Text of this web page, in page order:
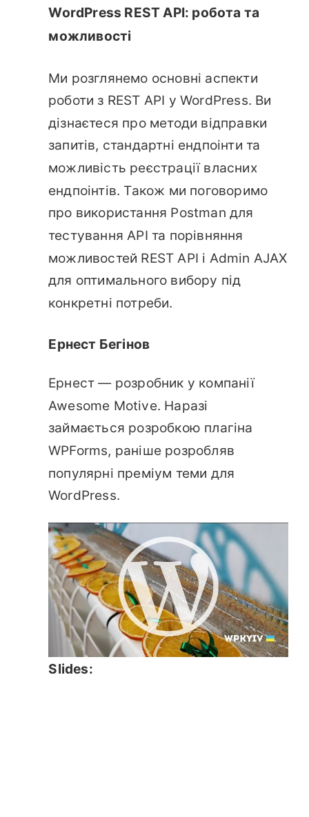
WordPress REST API: робота та
можливості
Ми розглянемо основні аспекти
роботи з REST API у WordPress. Ви
дізнаєтеся про методи відправки
запитів, стандартні ендпоінти та
можливість реєстрації власних
ендпоінтів. Також ми поговоримо
про використання Postman для
тестування API та порівняння
можливостей REST API і Admin AJAX
для оптимального вибору під
конкретні потреби.
Ернест Бегінов
Ернест — розробник у компанії
Awesome Motive. Наразі
займається розробкою плагіна
WPForms, раніше розробляв
популярні преміум теми для
WordPress.
Slides: